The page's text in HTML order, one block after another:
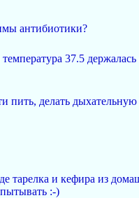
антибиотики?
37.5
делать
и кефира из
:-)